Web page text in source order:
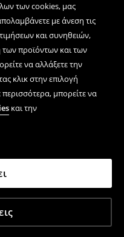
των cookies, μας
με άνεση τις
και συνηθειών,
προϊόντων και των
να αλλάξετε την
κλικ στην επιλογή
μπορείτε να
και την